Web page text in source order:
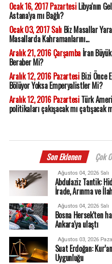
Ocak 16, 2017 PazartesiLibya'nın
Astana'ya mı Bağlı?
Ocak 03, 2017 SalıBiz Masallar
Masallarda Kahramanlarını...
Aralık 21, 2016 Çarşambaİran
Beraber Mi?
Aralık 12, 2016 PazartesiBizi Önce
Bölüyor Yoksa Emperyalistler Mi?
Aralık 12, 2016 PazartesiTürk
politikaları çakışacak mı çatışacak
Son Eklenen Çok
Ağustos 04, 2026 Salı
Abdulaziz Tantik:
İrade, Arınma ve
Ağustos 04, 2026 Salı
Bosna Hersek'ten
Ankara'ya ulaştı
Ağustos 03, 2026
Suat Erdoğan:
Uygunluğu